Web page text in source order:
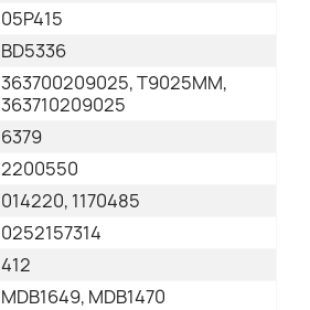
05P415
BD5336
363700209025, T9025MM,
363710209025
6379
2200550
014220, 1170485
0252157314
412
MDB1649, MDB1470